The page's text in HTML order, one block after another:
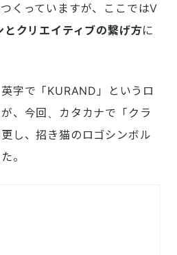
くっていますが、ここではV
とクリエイティブの繋げ方に
字で「KURAND」というロ
、今回、カタカナで「クラ
し、招き猫のロゴシンボル
。